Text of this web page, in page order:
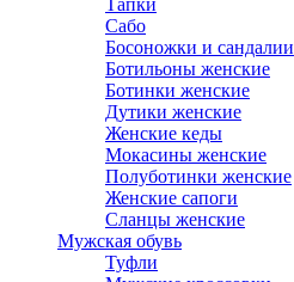
Тапки
Сабо
Босоножки и сандалии
Ботильоны женские
Ботинки женские
Дутики женские
Женские кеды
Мокасины женские
Полуботинки женские
Женские сапоги
Сланцы женские
Мужская обувь
Туфли